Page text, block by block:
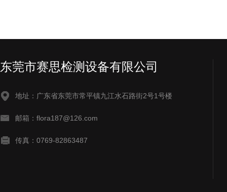
东莞市赛思检测设备有限公司
地址：广东省东莞市常平镇九江水石路街2号1号楼
邮箱：flora187@126.com
传真：0769-82863487